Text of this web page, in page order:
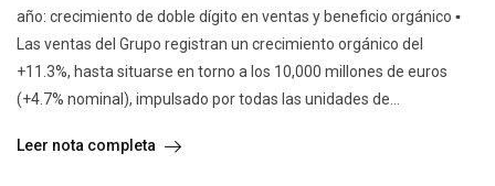
año: crecimiento de doble dígito en ventas y beneficio orgánico ▪
Las ventas del Grupo registran un crecimiento orgánico del
+11.3%, hasta situarse en torno a los 10,000 millones de euros
(+4.7% nominal), impulsado por todas las unidades de...
Leer nota completa